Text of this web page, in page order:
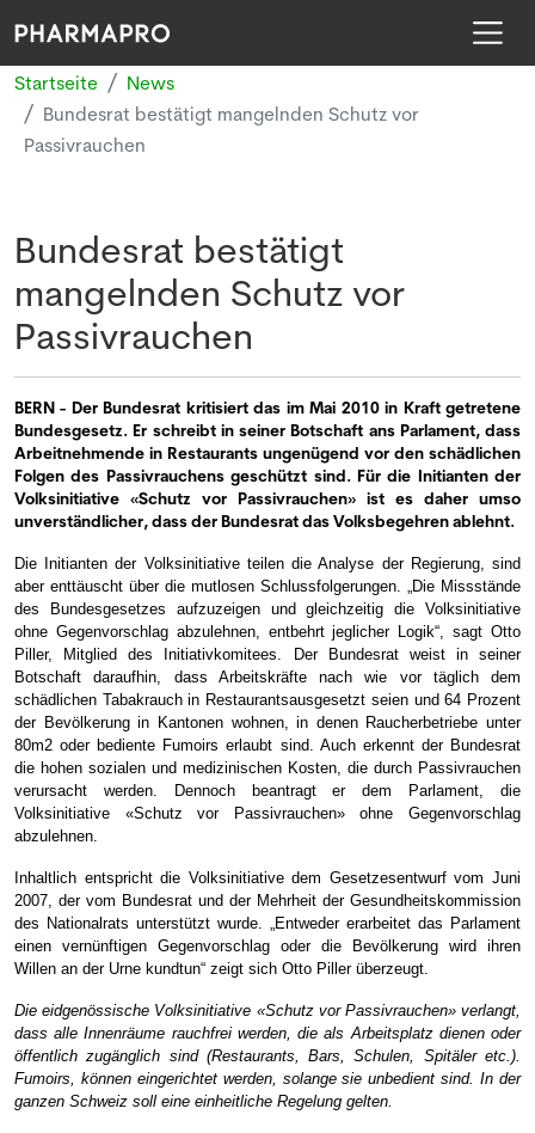
Startseite
News
Bundesrat bestätigt mangelnden Schutz vor
Passivrauchen
Bundesrat bestätigt
mangelnden Schutz vor
Passivrauchen
BERN - Der Bundesrat kritisiert das im Mai 2010 in Kraft getretene
Bundesgesetz. Er schreibt in seiner Botschaft ans Parlament, dass
Arbeitnehmende in Restaurants ungenügend vor den schädlichen
Folgen des Passivrauchens geschützt sind. Für die Initianten der
Volksinitiative «Schutz vor Passivrauchen» ist es daher umso
unverständlicher, dass der Bundesrat das Volksbegehren ablehnt.
Die Initianten der Volksinitiative teilen die Analyse der Regierung, sind
aber enttäuscht über die mutlosen Schlussfolgerungen. „Die Missstände
des Bundesgesetzes aufzuzeigen und gleichzeitig die Volksinitiative
ohne Gegenvorschlag abzulehnen, entbehrt jeglicher Logik“, sagt Otto
Piller, Mitglied des Initiativkomitees. Der Bundesrat weist in seiner
Botschaft daraufhin, dass Arbeitskräfte nach wie vor täglich dem
schädlichen Tabakrauch in Restaurantsausgesetzt seien und 64 Prozent
der Bevölkerung in Kantonen wohnen, in denen Raucherbetriebe unter
80m2 oder bediente Fumoirs erlaubt sind. Auch erkennt der Bundesrat
die hohen sozialen und medizinischen Kosten, die durch Passivrauchen
verursacht werden. Dennoch beantragt er dem Parlament, die
Volksinitiative «Schutz vor Passivrauchen» ohne Gegenvorschlag
abzulehnen.
Inhaltlich entspricht die Volksinitiative dem Gesetzesentwurf vom Juni
2007, der vom Bundesrat und der Mehrheit der Gesundheitskommission
des Nationalrats unterstützt wurde. „Entweder erarbeitet das Parlament
einen vernünftigen Gegenvorschlag oder die Bevölkerung wird ihren
Willen an der Urne kundtun“ zeigt sich Otto Piller überzeugt.
Die eidgenössische Volksinitiative «Schutz vor Passivrauchen» verlangt,
dass alle Innenräume rauchfrei werden, die als Arbeitsplatz dienen oder
öffentlich zugänglich sind (Restaurants, Bars, Schulen, Spitäler etc.).
Fumoirs, können eingerichtet werden, solange sie unbedient sind. In der
ganzen Schweiz soll eine einheitliche Regelung gelten.